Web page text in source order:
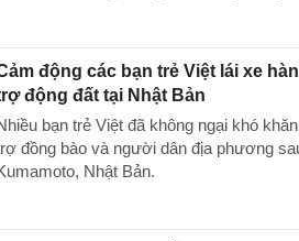
động các bạn trẻ Việt lái xe
động đất tại Nhật Bản
bạn trẻ Việt đã không ngại khó
đồng bào và người dân địa phương
Nhật Bản.